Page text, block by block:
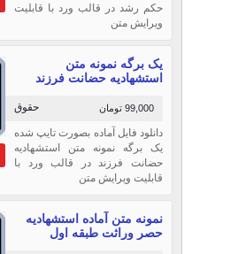
حکم رشد در قالب ورد با قابلیت
ویرایش متن
یک برگه نمونه متن
استشهادیه حضانت فرزند
حقوق 99,000 تومان
دانلود فایل آماده بصورت تایپ شده
یک برگه نمونه متن استشهادیه
حضانت فرزند در قالب ورد با
قابلیت ویرایش متن
نمونه متن آماده استشهادیه
حصر وراثت طبقه اول